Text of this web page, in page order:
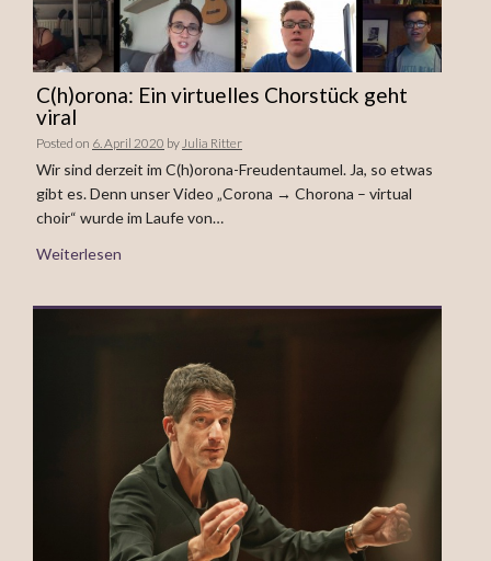
C(h)orona: Ein virtuelles Chorstück geht
viral
Posted on 6. April 2020 byJulia Ritter
Wir sind derzeit im C(h)orona-Freudentaumel. Ja, so etwas
gibt es. Denn unser Video „Corona → Chorona – virtual
choir“ wurde im Laufe von…
Weiterlesen